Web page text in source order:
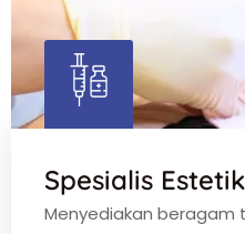
Spesialis
Menyediakan